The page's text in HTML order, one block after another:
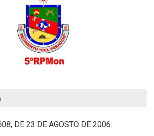
DE 23 DE AGOSTO DE 2006.